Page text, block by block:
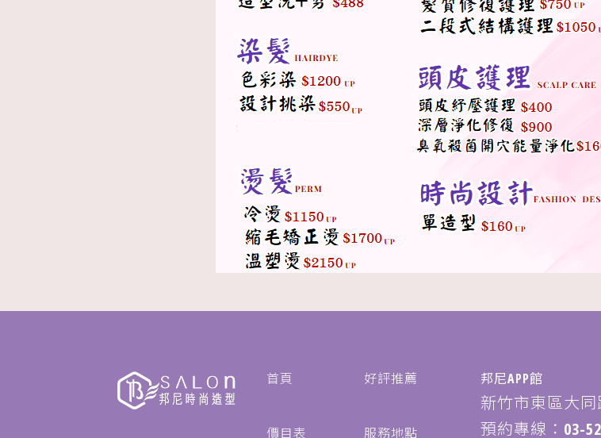
首頁 好評推薦
價目表 服務地點
邦尼APP館
新竹市東區大同
預約專線： 03-